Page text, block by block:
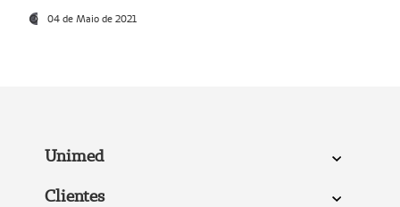
04 de Maio de 2021
Unimed
Clientes